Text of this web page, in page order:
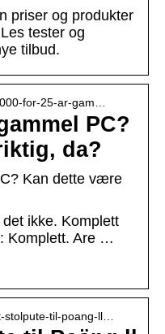
priser og produkter
tester og
tilbud.
for-25-ar-gam…
PC?
da?
Kan dette være
ikke. Komplett
Komplett. Are …
stolpute-til-poang-ll…